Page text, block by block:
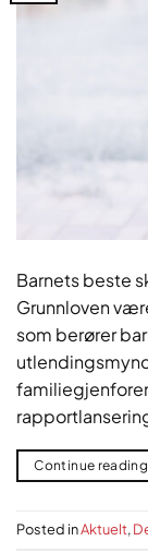
Barnets beste
Grunnloven
som berører
Continue reading
Posted inAktuelt,